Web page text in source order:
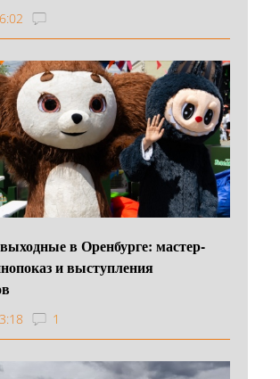
в Оренбурге: мастер-
и выступления
1